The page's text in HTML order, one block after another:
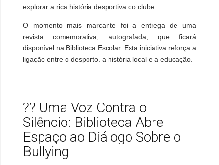
explorar a rica história desportiva do clube.
O momento mais marcante foi a entrega de uma
revista comemorativa, autografada, que ficará
disponível na Biblioteca Escolar. Esta iniciativa reforça a
ligação entre o desporto, a história local e a educação.
?? Uma Voz Contra o
Silêncio: Biblioteca Abre
Espaço ao Diálogo Sobre o
Bullying